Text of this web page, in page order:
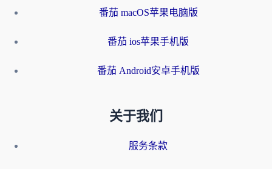
番茄 macOS苹果电脑版
番茄 ios苹果手机版
番茄 Android安卓手机版
关于我们
服务条款